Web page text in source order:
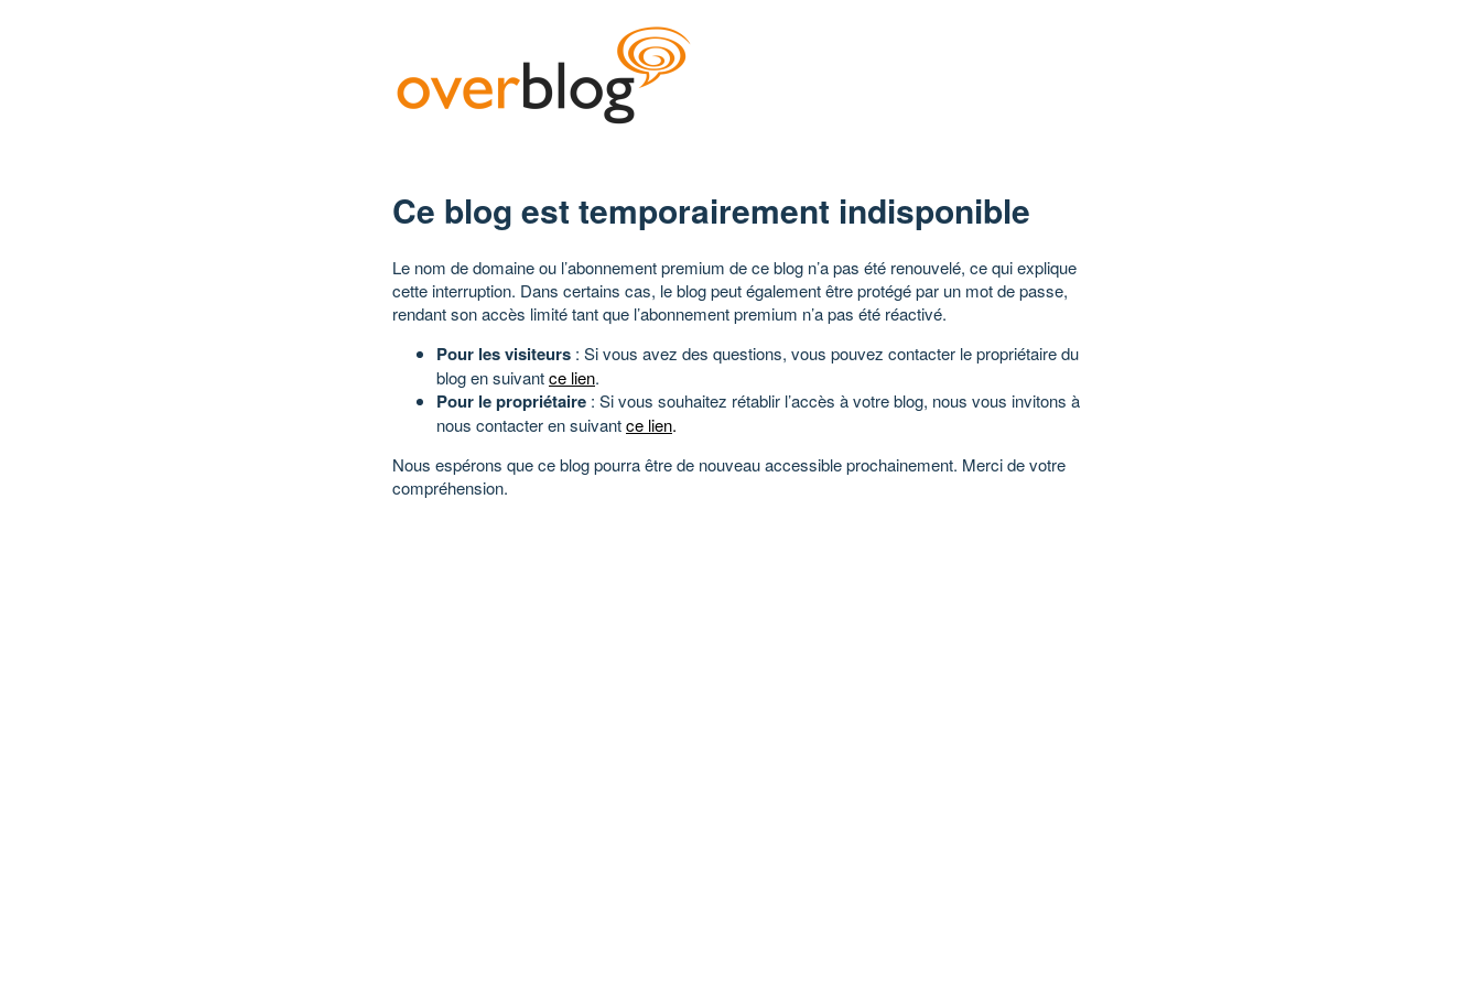
Ce blog est temporairement indisponible
Le nom de domaine ou l’abonnement premium de ce blog n’a pas été renouvelé, ce qui explique
cette interruption. Dans certains cas, le blog peut également être protégé par un mot de passe,
rendant son accès limité tant que l’abonnement premium n’a pas été réactivé.
Pour les visiteurs : Si vous avez des questions, vous pouvez contacter le propriétaire du
blog en suivantce lien.
Pour le propriétaire : Si vous souhaitez rétablir l’accès à votre blog, nous vous invitons à
nous contacter en suivantce lien.
Nous espérons que ce blog pourra être de nouveau accessible prochainement. Merci de votre
compréhension.